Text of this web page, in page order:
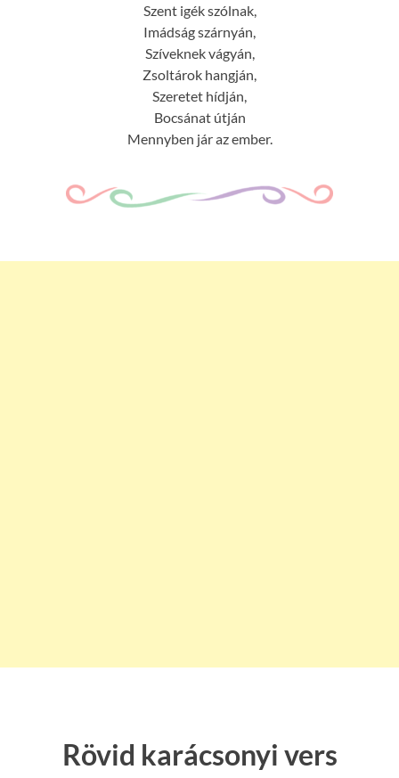
Szent igék szólnak,
Imádság szárnyán,
Szíveknek vágyán,
Zsoltárok hangján,
Szeretet hídján,
Bocsánat útján
Mennyben jár az ember.
Rövid karácsonyi vers